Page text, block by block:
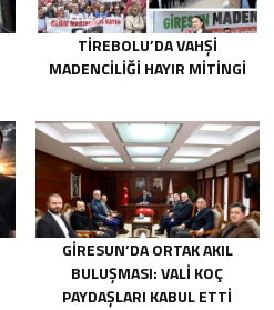
TIREBOLU’DA VAHŞI
MADENCILIĞI HAYIR MITINGI
GIRESUN’DA ORTAK AKIL
BULUŞMASI: VALI KOÇ
PAYDAŞLARI KABUL ETTI